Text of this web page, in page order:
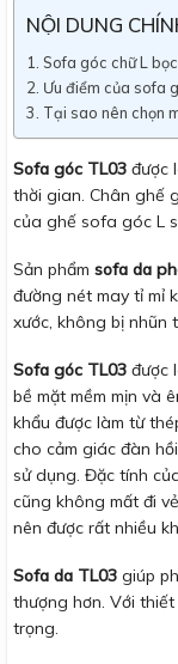
NỘI DUNG
Sofa góc chữ L
Ưu điểm của sofa
Tại sao nên chọn
Sofa góc TL03 được
thời gian. Chân ghế
của ghế sofa góc L
Sản phẩm sofa da
đường nét may tỉ mỉ
xước, không bị nhũn
Sofa góc TL03 được
bề mặt mềm mịn và
khẩu được làm từ
cho cảm giác đàn
sử dụng. Đặc tính
cũng không mất đi
nên được rất nhiều
Sofa da TL03 giúp
thượng hơn. Với
trọng.